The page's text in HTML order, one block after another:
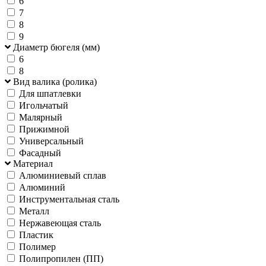
7
8
9
Диаметр бюгеля (мм)
6
8
Вид валика (ролика)
Для шпатлевки
Игольчатый
Малярный
Прижимной
Универсальный
Фасадный
Материал
Алюминиевый сплав
Алюминий
Инструментальная сталь
Металл
Нержавеющая сталь
Пластик
Полимер
Полипропилен (ПП)